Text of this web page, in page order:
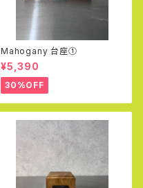
Mahogany 台座①
¥5,390
30%OFF